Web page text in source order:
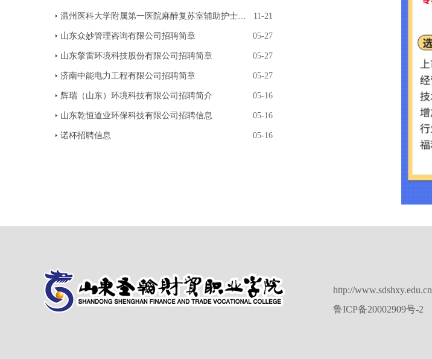
温州医科大学附属第一医院麻醉复苏室辅助护士2024 11-21
山东众妙管理咨询有限公司招聘简章 05-27
山东擎雷环境科技股份有限公司招聘简章 05-27
济南中能电力工程有限公司招聘简章 05-27
辉瑞（山东）环境科技有限公司招聘简介 05-16
山东乾恒道业环保科技有限公司招聘信息 05-16
诺杯招聘信息 05-16
http://www.sdshxy.edu.cn
鲁ICP备20002909号-2